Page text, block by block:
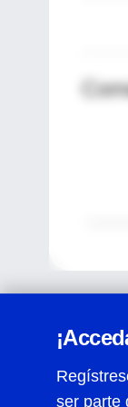
ser parte